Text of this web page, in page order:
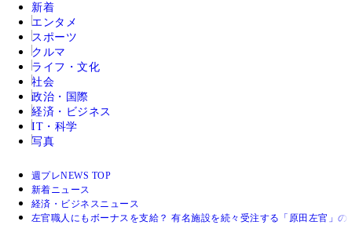
新着
エンタメ
スポーツ
クルマ
ライフ・文化
社会
政治・国際
経済・ビジネス
IT・科学
写真
週プレNEWS TOP
新着ニュース
経済・ビジネスニュース
左官職人にもボーナスを支給？ 有名施設を続々受注する「原田左官」の